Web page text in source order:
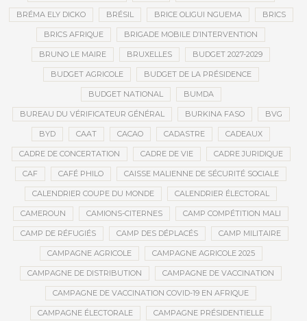
BRÉMA ELY DICKO BRÉSIL BRICE OLIGUI NGUEMA BRICS
BRICS AFRIQUE BRIGADE MOBILE D’INTERVENTION
BRUNO LE MAIRE BRUXELLES BUDGET 2027-2029
BUDGET AGRICOLE BUDGET DE LA PRÉSIDENCE
BUDGET NATIONAL BUMDA
BUREAU DU VÉRIFICATEUR GÉNÉRAL BURKINA FASO BVG
BYD CAAT CACAO CADASTRE CADEAUX
CADRE DE CONCERTATION CADRE DE VIE CADRE JURIDIQUE
CAF CAFÉ PHILO CAISSE MALIENNE DE SÉCURITÉ SOCIALE
CALENDRIER COUPE DU MONDE CALENDRIER ÉLECTORAL
CAMEROUN CAMIONS-CITERNES CAMP COMPÉTITION MALI
CAMP DE RÉFUGIÉS CAMP DES DÉPLACÉS CAMP MILITAIRE
CAMPAGNE AGRICOLE CAMPAGNE AGRICOLE 2025
CAMPAGNE DE DISTRIBUTION CAMPAGNE DE VACCINATION
CAMPAGNE DE VACCINATION COVID-19 EN AFRIQUE
CAMPAGNE ÉLECTORALE CAMPAGNE PRÉSIDENTIELLE